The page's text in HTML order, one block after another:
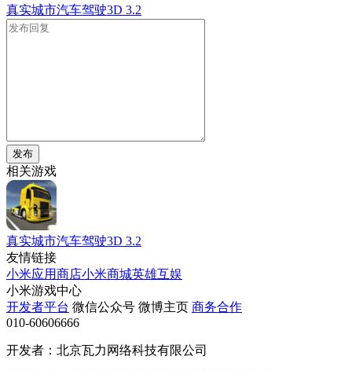
真实城市汽车驾驶3D 3.2
发布
相关游戏
真实城市汽车驾驶3D 3.2
友情链接
小米应用商店小米商城英雄互娱
小米游戏中心
开发者平台 微信公众号 微博主页 商务合作
010-60606666
开发者：北京瓦力网络科技有限公司